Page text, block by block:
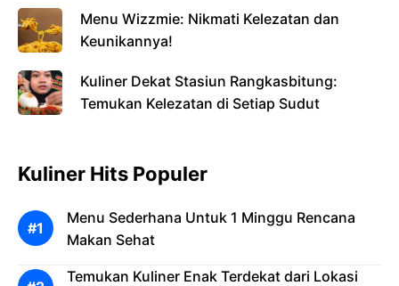
Menu Wizzmie: Nikmati Kelezatan dan
Keunikannya!
Kuliner Dekat Stasiun Rangkasbitung:
Temukan Kelezatan di Setiap Sudut
Kuliner Hits Populer
Menu Sederhana Untuk 1 Minggu Rencana
Makan Sehat
Temukan Kuliner Enak Terdekat dari Lokasi